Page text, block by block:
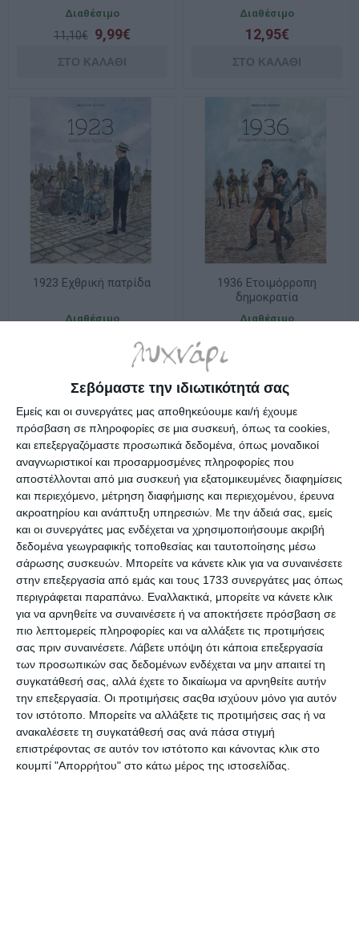
Σεβόμαστε την ιδιωτικότητά σας
Εμείς και οι συνεργάτες μας αποθηκεύουμε και/ή έχουμε
πρόσβαση σε πληροφορίες σε μια συσκευή, όπως τα cookies,
και επεξεργαζόμαστε προσωπικά δεδομένα, όπως μοναδικοί
αναγνωριστικοί και προσαρμοσμένες πληροφορίες που
αποστέλλονται από μια συσκευή για εξατομικευμένες διαφημίσεις
και περιεχόμενο, μέτρηση διαφήμισης και περιεχομένου, έρευνα
ακροατηρίου και ανάπτυξη υπηρεσιών. Με την άδειά σας, εμείς
και οι συνεργάτες μας ενδέχεται να χρησιμοποιήσουμε ακριβή
δεδομένα γεωγραφικής τοποθεσίας και ταυτοποίησης μέσω
σάρωσης συσκευών. Μπορείτε να κάνετε κλικ για να συναινέσετε
στην επεξεργασία από εμάς και τους 1733 συνεργάτες μας όπως
περιγράφεται παραπάνω. Εναλλακτικά, μπορείτε να κάνετε κλικ
για να αρνηθείτε να συναινέσετε ή να αποκτήσετε πρόσβαση σε
πιο λεπτομερείς πληροφορίες και να αλλάξετε τις προτιμήσεις
σας πριν συναινέσετε. Λάβετε υπόψη ότι κάποια επεξεργασία
των προσωπικών σας δεδομένων ενδέχεται να μην απαιτεί τη
συγκατάθεσή σας, αλλά έχετε το δικαίωμα να αρνηθείτε αυτήν
την επεξεργασία. Οι προτιμήσεις σαςθα ισχύουν μόνο για αυτόν
τον ιστότοπο. Μπορείτε να αλλάξετε τις προτιμήσεις σας ή να
ανακαλέσετε τη συγκατάθεσή σας ανά πάσα στιγμή
επιστρέφοντας σε αυτόν τον ιστότοπο και κάνοντας κλικ στο
κουμπί "Απορρήτου" στο κάτω μέρος της ιστοσελίδας.
Διαθέσιμο
11,10€ 9,99€
Διαθέσιμο
12,95€
1923 Εχθρική πατρίδα
Διαθέσιμο
1936 Ετοιμόρροπη
δημοκρατία
Διαθέσιμο
1941 - Αυστηρά συσκότισις
Διαθέσιμο
14,94€
1941 Γερμανική εισβολή η
μάχη των οχυρών
Κατόπιν παραγγελίας
17,90€